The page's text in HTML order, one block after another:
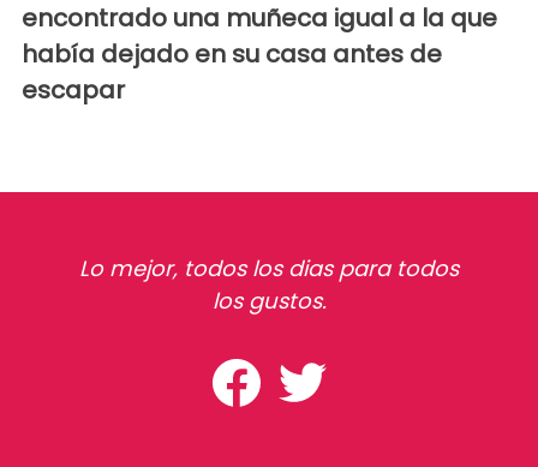
encontrado una muñeca igual a la que
había dejado en su casa antes de
escapar
Lo mejor, todos los dias para todos
los gustos.